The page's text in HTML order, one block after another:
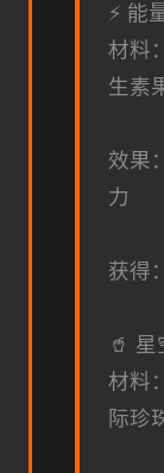
⚡ 能
材料
生素
效果
力
获得
🥤 星
材料
际珍